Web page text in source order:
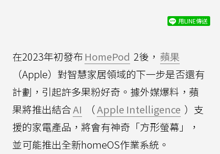
用LINE傳送
在2023年初發布 HomePod 2後， 蘋果
（Apple）對智慧家居領域的下一步是否還有
計劃，引起許多果粉好奇。據外媒爆料，蘋
果將推出結合AI （Apple Intelligence ）支
援的家電產品，將會有神奇「方形螢幕」，
並可能推出全新homeOS作業系統。